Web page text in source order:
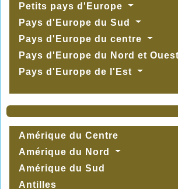
Petits pays d'Europe
Pays d'Europe du Sud
Pays d'Europe du centre
Pays d'Europe du Nord et Ouest
Pays d'Europe de l'Est
Amérique du Centre
Amérique du Nord
Amérique du Sud
Antilles